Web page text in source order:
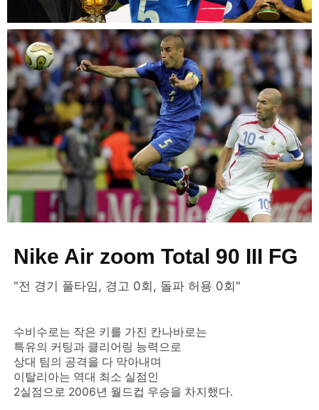
Nike Air zoom Total 90 III FG
"전 경기 풀타임, 경고 0회, 돌파 허용 0회"
수비수로는 작은 키를 가진 칸나바로는
특유의 커팅과 클리어링 능력으로
상대 팀의 공격을 다 막아내며
이탈리아는 역대 최소 실점인
2실점으로 2006년 월드컵 우승을 차지했다.